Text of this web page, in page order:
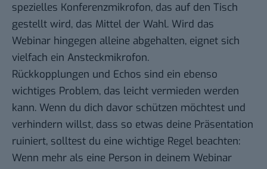
spezielles Konferenzmikrofon, das auf den Tisch
gestellt wird, das Mittel der Wahl. Wird das
Webinar hingegen alleine abgehalten, eignet sich
vielfach ein Ansteckmikrofon.
Rückkopplungen und Echos sind ein ebenso
wichtiges Problem, das leicht vermieden werden
kann. Wenn du dich davor schützen möchtest und
verhindern willst, dass so etwas deine Präsentation
ruiniert, solltest du eine wichtige Regel beachten:
Wenn mehr als eine Person in deinem Webinar